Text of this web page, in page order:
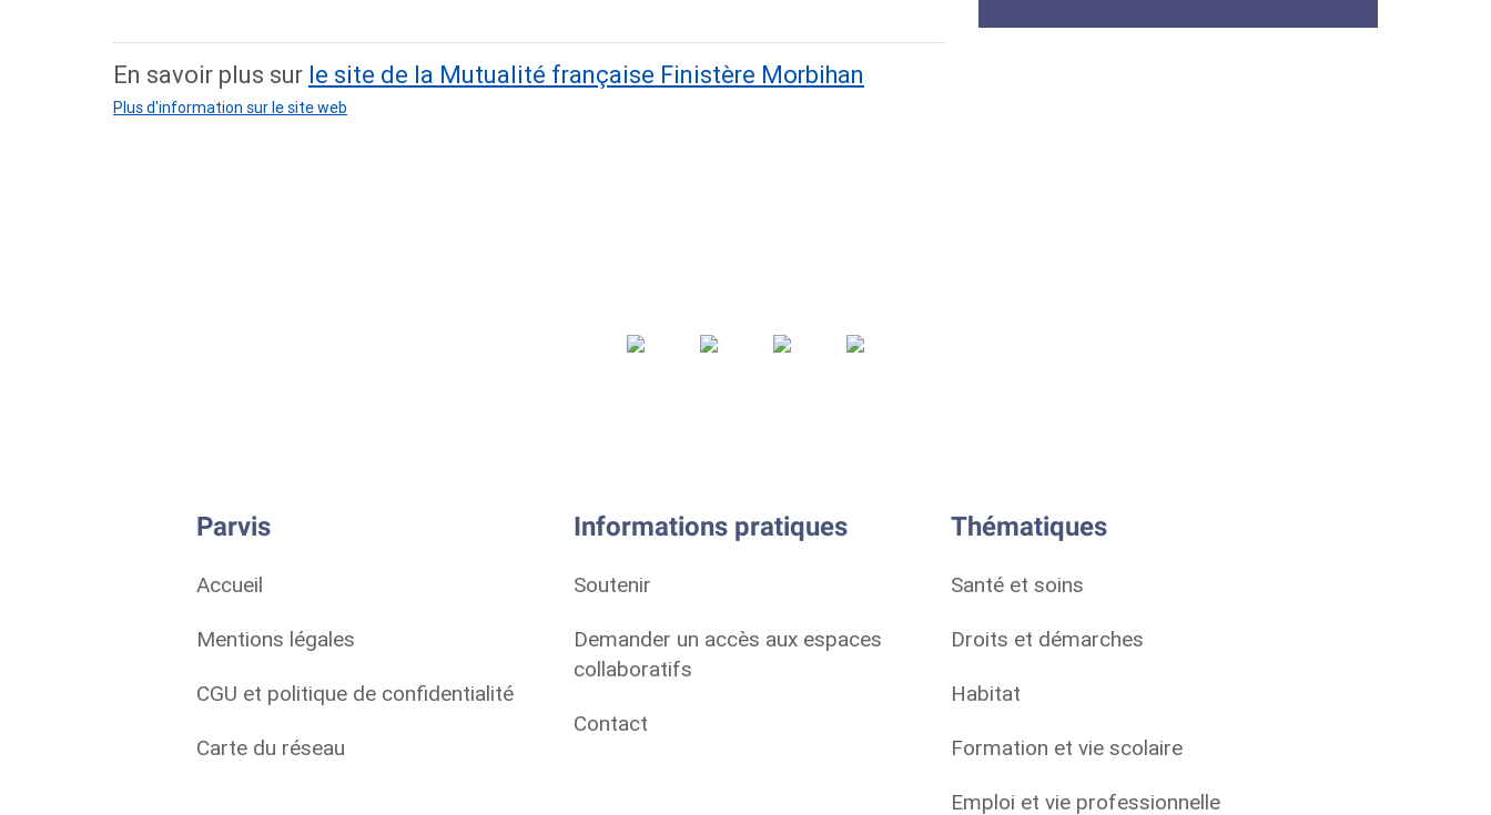
En savoir plus sur le site de la Mutualité française Finistère Morbihan
Plus d'information sur le site web
Parvis
Accueil
Mentions légales
CGU et politique de confidentialité
Carte du réseau
Informations pratiques
Soutenir
Demander un accès aux espaces
collaboratifs
Contact
Thématiques
Santé et soins
Droits et démarches
Habitat
Formation et vie scolaire
Emploi et vie professionnelle